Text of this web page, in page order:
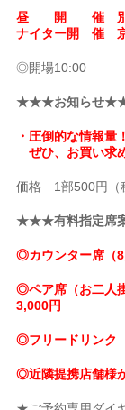
昼 開 催 別府
ナイター開 催
◎開場10:00
★★★お知らせ
・圧倒的な情報量
ぜひ、お買い求
価格 1部500円（
★★★有料指定
◎カウンター席（
◎ペア席（お二人
3,000円
◎フリードリンク
◎近隣提携店舗様